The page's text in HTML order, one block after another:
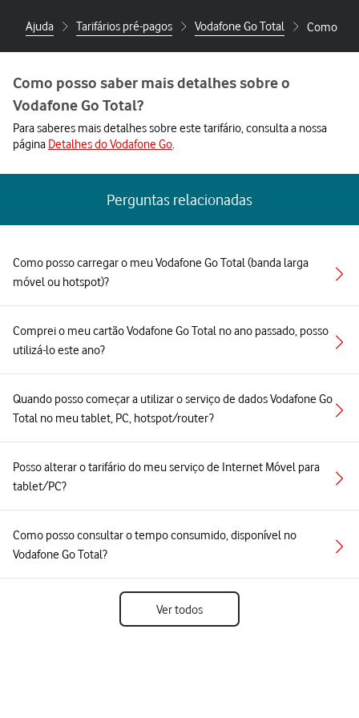
Ajuda Tarifários pré-pagos Vodafone Go Total Como
Como posso saber mais detalhes sobre o
Vodafone Go Total?
Para saberes mais detalhes sobre este tarifário, consulta a nossa
página Detalhes do Vodafone Go.
Perguntas relacionadas
Como posso carregar o meu Vodafone Go Total (banda larga
móvel ou hotspot)?
Comprei o meu cartão Vodafone Go Total no ano passado, posso
utilizá-lo este ano?
Quando posso começar a utilizar o serviço de dados Vodafone Go
Total no meu tablet, PC, hotspot/router?
Posso alterar o tarifário do meu serviço de Internet Móvel para
tablet/PC?
Como posso consultar o tempo consumido, disponível no
Vodafone Go Total?
Ver todos